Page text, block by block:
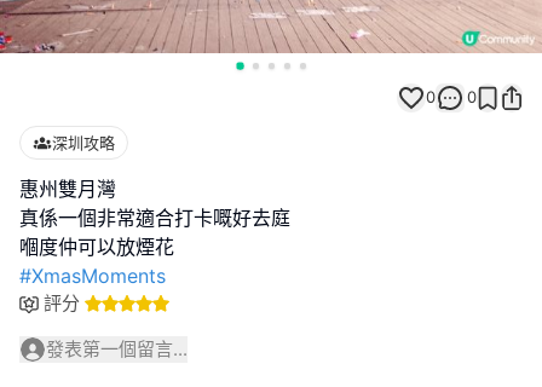
0 0
深圳攻略
惠州雙月灣
真係一個非常適合打卡嘅好去庭
#XmasMoments
評分
發表第一個留言...